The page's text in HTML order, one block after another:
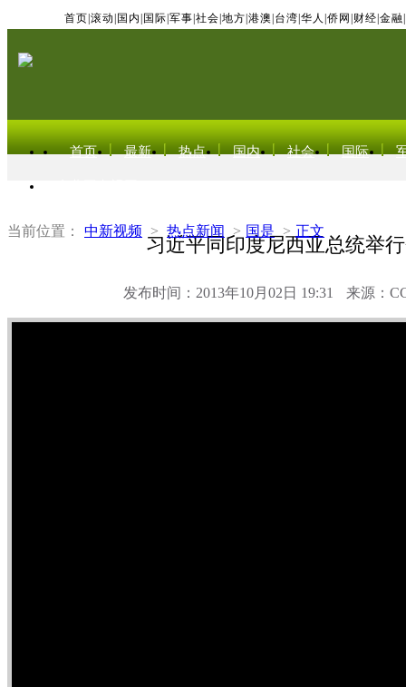
首页 滚动 国内 国际 军事 社会 地方 港澳 台湾 华人 侨网 财经 金融
首页 最新 热点 国内 社会 国际
当前位置： 中新视频 > 热点新闻 > 国是 > 正文
习近平同印度尼西亚总统举
发布时间：2013年10月02日 19:31 来源：